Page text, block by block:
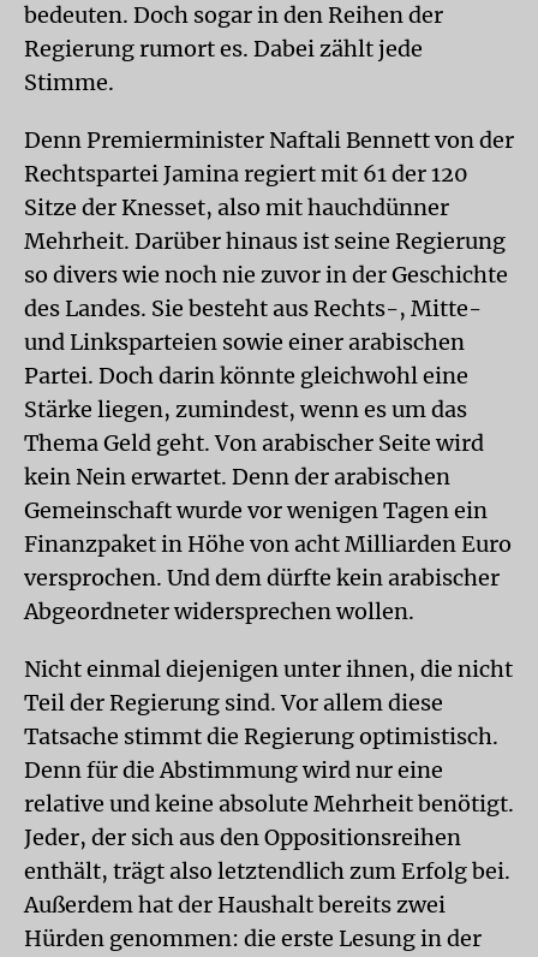
bedeuten. Doch sogar in den Reihen der
Regierung rumort es. Dabei zählt jede
Stimme.
Denn Premierminister Naftali Bennett von der
Rechtspartei Jamina regiert mit 61 der 120
Sitze der Knesset, also mit hauchdünner
Mehrheit. Darüber hinaus ist seine Regierung
so divers wie noch nie zuvor in der Geschichte
des Landes. Sie besteht aus Rechts-, Mitte-
und Linksparteien sowie einer arabischen
Partei. Doch darin könnte gleichwohl eine
Stärke liegen, zumindest, wenn es um das
Thema Geld geht. Von arabischer Seite wird
kein Nein erwartet. Denn der arabischen
Gemeinschaft wurde vor wenigen Tagen ein
Finanzpaket in Höhe von acht Milliarden Euro
versprochen. Und dem dürfte kein arabischer
Abgeordneter widersprechen wollen.
Nicht einmal diejenigen unter ihnen, die nicht
Teil der Regierung sind. Vor allem diese
Tatsache stimmt die Regierung optimistisch.
Denn für die Abstimmung wird nur eine
relative und keine absolute Mehrheit benötigt.
Jeder, der sich aus den Oppositionsreihen
enthält, trägt also letztendlich zum Erfolg bei.
Außerdem hat der Haushalt bereits zwei
Hürden genommen: die erste Lesung in der